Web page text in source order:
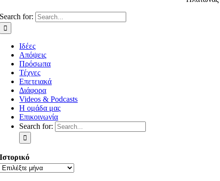
Search for:
Ιδέες
Απόψεις
Πρόσωπα
Τέχνες
Επετειακά
Διάφορα
Videos & Podcasts
Η ομάδα μας
Επικοινωνία
Search for:
Ιστορικό